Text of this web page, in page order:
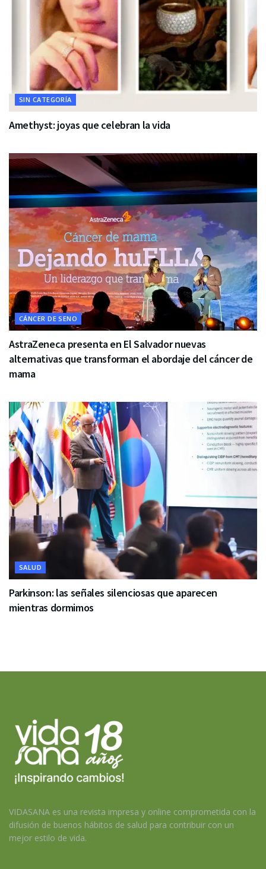
SIN CATEGORÍA
Amethyst: joyas que celebran la vida
CÁNCER DE SENO
AstraZeneca presenta en El Salvador nuevas
alternativas que transforman el abordaje del cáncer de
mama
SALUD
Parkinson: las señales silenciosas que aparecen
mientras dormimos
VIDASANA es una revista impresa y online comprometida con la
difusión de buenos hábitos de salud para contribuir con un
mejor estilo de vida.